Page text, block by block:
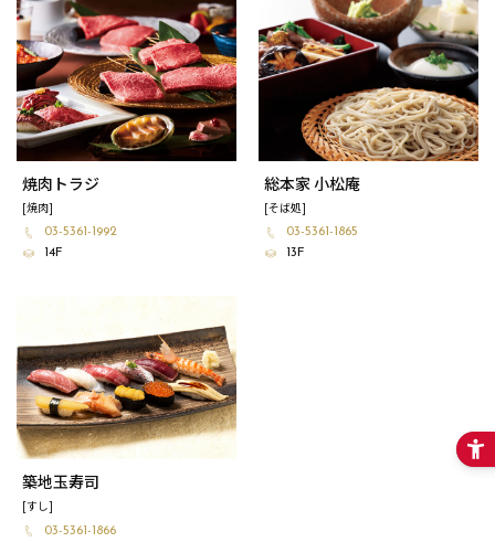
焼肉トラジ
[焼肉]
03-5361-1992
14F
総本家 小松庵
[そば処]
03-5361-1865
13F
築地玉寿司
[すし]
03-5361-1866